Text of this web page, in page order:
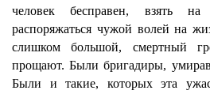
человек бесправен, взять на
распоряжаться чужой волей на
слишком большой, смертный
прощают. Были бригадиры,
Были и такие, которых эта